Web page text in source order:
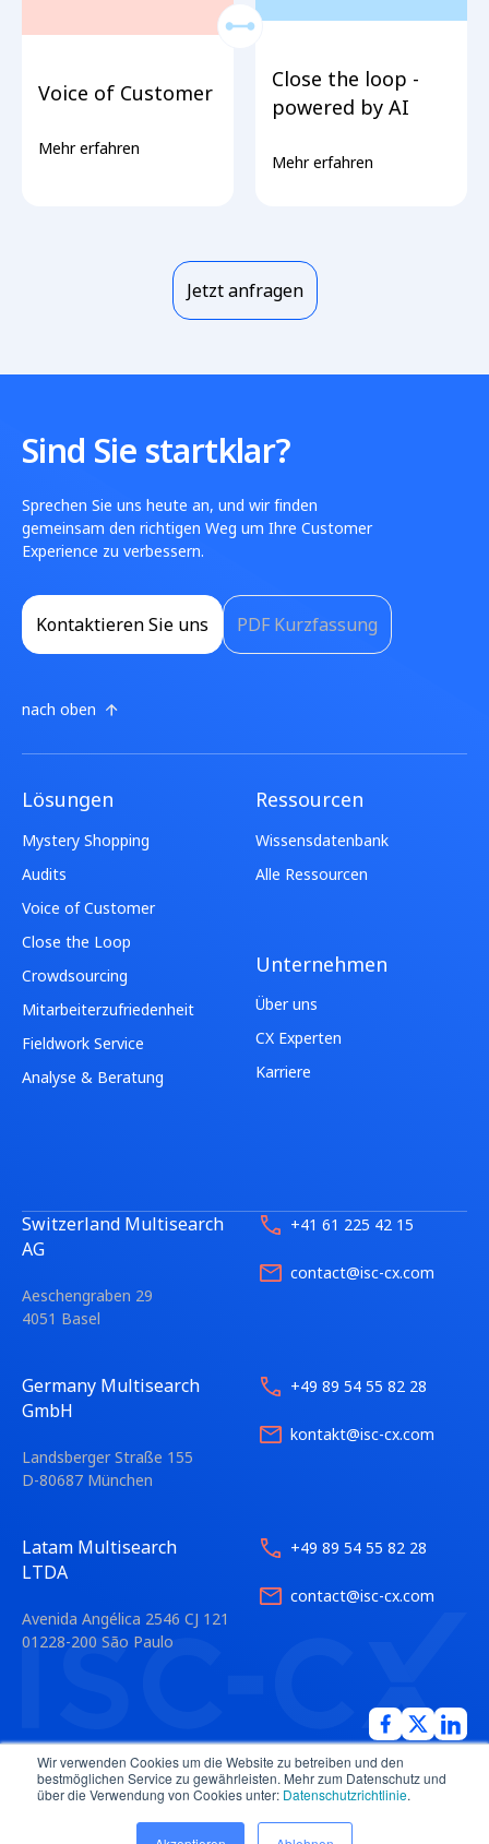
Wir verwenden Cookies um die Website zu betreiben und den
bestmöglichen Service zu gewährleisten. Mehr zum Datenschutz und
über die Verwendung von Cookies unter: Datenschutzrichtlinie.
Voice of Customer
Mehr erfahren
Close the loop -
powered by AI
Mehr erfahren
Jetzt anfragen
Sind Sie startklar?
Sprechen Sie uns heute an, und wir finden
gemeinsam den richtigen Weg um Ihre Customer
Experience zu verbessern.
Kontaktieren Sie uns PDF Kurzfassung
nach oben
Switzerland Multisearch
AG
Aeschengraben 29
4051 Basel
+41 61 225 42 15
contact@isc-cx.com
Germany Multisearch
GmbH
Landsberger Straße 155
D-80687 München
+49 89 54 55 82 28
kontakt@isc-cx.com
Latam Multisearch
LTDA
Avenida Angélica 2546 CJ 121
01228-200 São Paulo
+49 89 54 55 82 28
contact@isc-cx.com
Lösungen
Mystery Shopping
Audits
Voice of Customer
Close the Loop
Crowdsourcing
Mitarbeiterzufriedenheit
Fieldwork Service
Analyse & Beratung
Ressourcen
Wissensdatenbank
Alle Ressourcen
Unternehmen
Über uns
CX Experten
Karriere